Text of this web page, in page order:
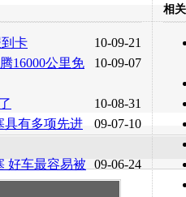
转发至：
10-09-21
到卡
10-09-07
16000公里免
10-08-31
09-07-10
具有多项先进
09-06-24
好车最容易被
相